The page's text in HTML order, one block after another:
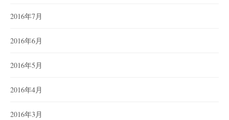
2016年7月
2016年6月
2016年5月
2016年4月
2016年3月